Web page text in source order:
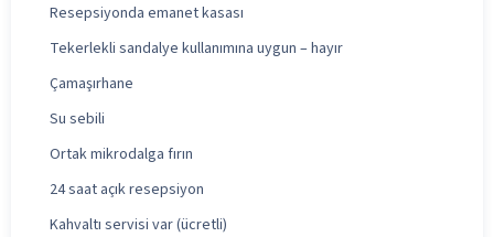
Resepsiyonda emanet kasası
Tekerlekli sandalye kullanımına uygun – hayır
Çamaşırhane
Su sebili
Ortak mikrodalga fırın
24 saat açık resepsiyon
Kahvaltı servisi var (ücretli)